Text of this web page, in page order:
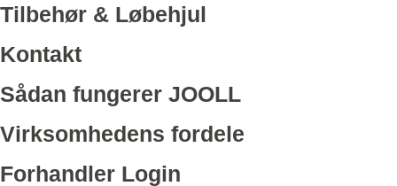
Tilbehør & Løbehjul
Kontakt
Sådan fungerer JOOLL
Virksomhedens fordele
Forhandler Login